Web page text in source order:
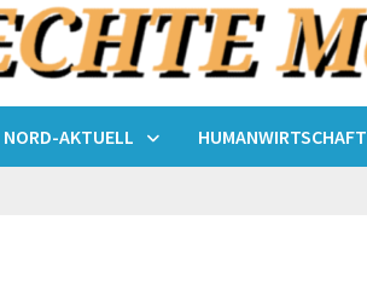
NORD-AKTUELL HUMANWIRTSCHAFT